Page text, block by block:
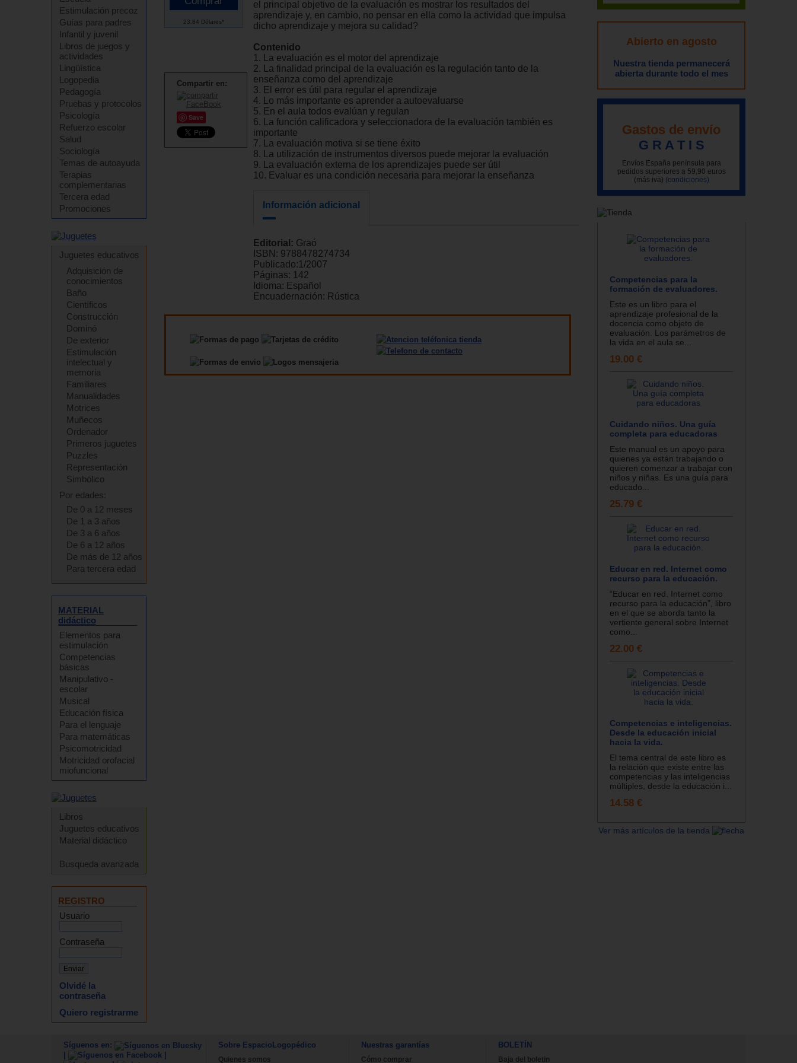
Estimulación precoz
Guías para padres
Infantil y juvenil
Libros de juegos y
actividades
Lingüística
Logopedia
Pedagogía
Pruebas y protocolos
Psicología
Refuerzo escolar
Salud
Sociología
Temas de autoayuda
Terapias
complementarias
Tercera edad
Promociones
Juguetes educativos
Adquisición de
conocimientos
Baño
Científicos
Construcción
Dominó
De exterior
Estimulación
intelectual y
memoria
Familiares
Manualidades
Motrices
Muñecos
Ordenador
Primeros juguetes
Puzzles
Representación
Simbólico
Por edades:
De 0 a 12 meses
De 1 a 3 años
De 3 a 6 años
De 6 a 12 años
De más de 12 años
Para tercera edad
MATERIAL
didáctico
Elementos para
estimulación
Competencias
básicas
Manipulativo -
escolar
Musical
Educación física
Para el lenguaje
Para matemáticas
Psicomotricidad
Motricidad orofacial
miofuncional
Libros
Juguetes educativos
Material didáctico
Busqueda avanzada
REGISTRO
Usuario
Contraseña
Olvidé la
contraseña
Quiero registrarme
23.84 Dólares*
Compartir en:
Save
el principal objetivo de la evaluación es mostrar los resultados del
aprendizaje y, en cambio, no pensar en ella como la actividad que impulsa
dicho aprendizaje y mejora su calidad?
Contenido
1. La evaluación es el motor del aprendizaje
2. La finalidad principal de la evaluación es la regulación tanto de la
enseñanza como del aprendizaje
3. El error es útil para regular el aprendizaje
4. Lo más importante es aprender a autoevaluarse
5. En el aula todos evalúan y regulan
6. La función calificadora y seleccionadora de la evaluación también es
importante
7. La evaluación motiva si se tiene éxito
8. La utilización de instrumentos diversos puede mejorar la evaluación
9. La evaluación externa de los aprendizajes puede ser útil
10. Evaluar es una condición necesaria para mejorar la enseñanza
Información adicional
Editorial: Graó
ISBN: 9788478274734
Publicado:1/2007
Páginas: 142
Idioma: Español
Encuadernación: Rústica
Abierto en agosto
Nuestra tienda permanecerá
abierta durante todo el mes
Gastos de envío
G R A T I S
Envíos España península para
pedidos superiores a 59,90 euros
(más iva) (condiciones)
Competencias para la
formación de evaluadores.
Este es un libro para el
aprendizaje profesional de la
docencia como objeto de
evaluación. Los parámetros de
la vida en el aula se...
19.00 €
Cuidando niños. Una guía
completa para educadoras
Este manual es un apoyo para
quienes ya están trabajando o
quieren comenzar a trabajar con
niños y niñas. Es una guía para
educado...
25.79 €
Educar en red. Internet como
recurso para la educación.
“Educar en red. Internet como
recurso para la educación”, libro
en el que se aborda tanto la
vertiente general sobre Internet
como...
22.00 €
Competencias e inteligencias.
Desde la educación inicial
hacia la vida.
El tema central de este libro es
la relación que existe entre las
competencias y las inteligencias
múltiples, desde la educación i...
14.58 €
Ver más artículos de la tienda
Síguenos en:
|
|
Sobre EspacioLogopédico
Quienes somos
Nuestras garantías
Cómo comprar
BOLETÍN
Baja del boletin